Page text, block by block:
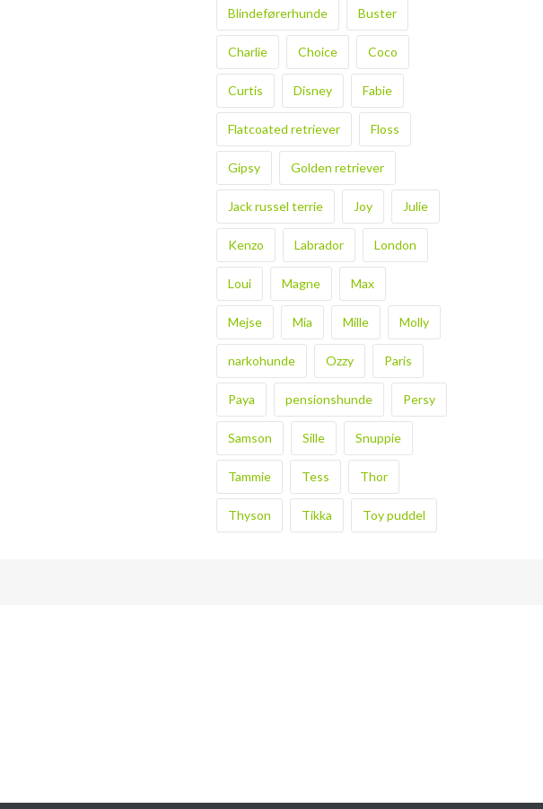
Blindeførerhunde Buster
Charlie Choice Coco
Curtis Disney Fabie
Flatcoated retriever Floss
Gipsy Golden retriever
Jack russel terrie Joy Julie
Kenzo Labrador London
Loui Magne Max
Mejse Mia Mille Molly
narkohunde Ozzy Paris
Paya pensionshunde Persy
Samson Sille Snuppie
Tammie Tess Thor
Thyson Tikka Toy puddel